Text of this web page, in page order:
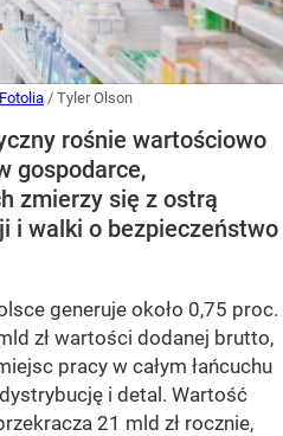
Fotolia / Tyler Olson
rośnie wartościowo
gospodarce,
zmierzy się z ostrą
i walki o bezpieczeństwo
generuje około 0,75 proc.
zł wartości dodanej brutto,
pracy w całym łańcuchu
i detal. Wartość
21 mld zł rocznie,